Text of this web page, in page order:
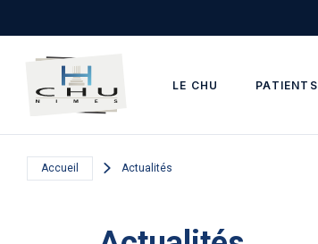
LE CHU PATIENTS
Accueil Actualités